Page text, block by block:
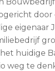
door
eigenaar
huidige
weg te